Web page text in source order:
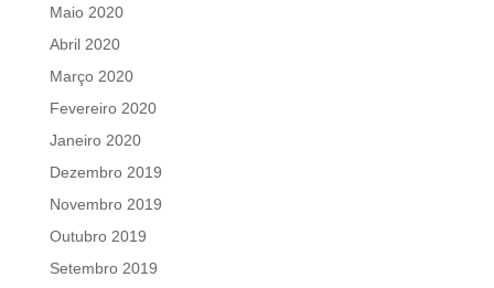
Maio 2020
Abril 2020
Março 2020
Fevereiro 2020
Janeiro 2020
Dezembro 2019
Novembro 2019
Outubro 2019
Setembro 2019